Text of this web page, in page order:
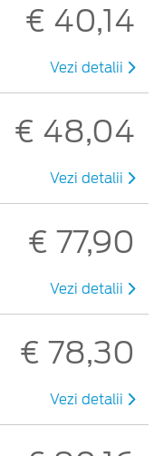
€ 40,14
Vezi detalii
€ 48,04
Vezi detalii
€ 77,90
Vezi detalii
€ 78,30
Vezi detalii